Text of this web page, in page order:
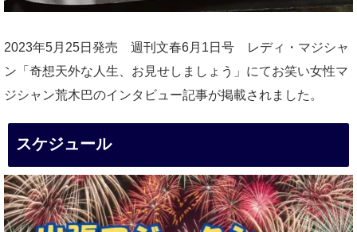
2023年5月25日発売 週刊文春6月1日号 レディ・マジシャ
ン「奇想天外な人生、お見せしましょう」にてお笑い女性マ
ジシャン荒木巴のインタビュー記事が掲載されました。
スケジュール